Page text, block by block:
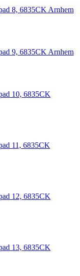
8, 6835CK Arnhem
9, 6835CK Arnhem
10, 6835CK
11, 6835CK
12, 6835CK
13, 6835CK